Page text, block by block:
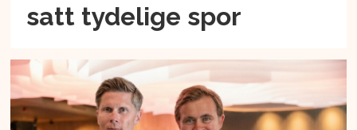
satt tydelige spor